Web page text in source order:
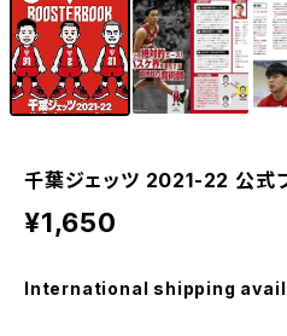
千葉ジェッツ 2021-22 公式
¥1,650
International shipping